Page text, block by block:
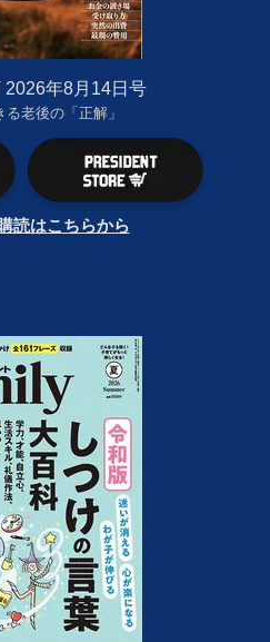
2026年8月14日号
老後の「正解」
読はこちらから